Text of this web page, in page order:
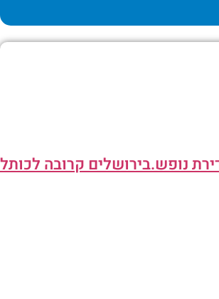
נופש.בירושלים קרובה לכותל